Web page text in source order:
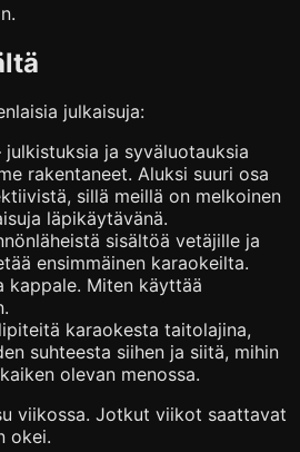
julkaisuja:
ja syväluotauksia
rakentaneet. Aluksi suuri osa
sillä meillä on melkoinen
läpikäytävänä.
sisältöä vetäjille ja
ensimmäinen karaokeilta.
kappale. Miten käyttää
karaokesta taitolajina,
suhteesta siihen ja siitä, mihin
olevan menossa.
viikossa. Jotkut viikot saattavat
okei.